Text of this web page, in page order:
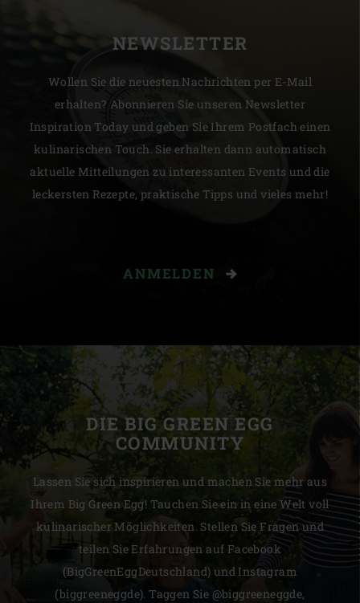
NEWSLETTER
Wollen Sie die neuesten Nachrichten per E-Mail
erhalten? Abonnieren Sie unseren Newsletter
Inspiration Today und geben Sie Ihrem Postfach einen
kulinarischen Touch. Sie erhalten dann automatisch
aktuelle Mitteilungen zu interessanten Events und die
leckersten Rezepte, praktische Tipps und vieles mehr!
ANMELDEN
DIE BIG GREEN EGG
COMMUNITY
Lassen Sie sich inspirieren und machen Sie mehr aus
Ihrem Big Green Egg! Tauchen Sie ein in eine Welt voll
kulinarischer Möglichkeiten. Stellen Sie Fragen und
teilen Sie Erfahrungen auf Facebook
(BigGreenEggDeutschland) und Instagram
(biggreeneggde). Taggen Sie @biggreeneggde,